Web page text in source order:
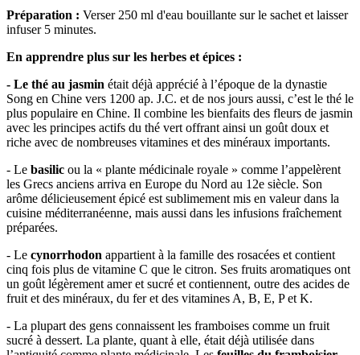
Préparation : Verser 250 ml d'eau bouillante sur le sachet et laisser
infuser 5 minutes.
En apprendre plus sur les herbes et épices :
- Le thé au jasmin était déjà apprécié à l’époque de la dynastie
Song en Chine vers 1200 ap. J.C. et de nos jours aussi, c’est le thé le
plus populaire en Chine. Il combine les bienfaits des fleurs de jasmin
avec les principes actifs du thé vert offrant ainsi un goût doux et
riche avec de nombreuses vitamines et des minéraux importants.
- Le basilic ou la « plante médicinale royale » comme l’appelèrent
les Grecs anciens arriva en Europe du Nord au 12e siècle. Son
arôme délicieusement épicé est sublimement mis en valeur dans la
cuisine méditerranéenne, mais aussi dans les infusions fraîchement
préparées.
- Le cynorrhodon appartient à la famille des rosacées et contient
cinq fois plus de vitamine C que le citron. Ses fruits aromatiques ont
un goût légèrement amer et sucré et contiennent, outre des acides de
fruit et des minéraux, du fer et des vitamines A, B, E, P et K.
- La plupart des gens connaissent les framboises comme un fruit
sucré à dessert. La plante, quant à elle, était déjà utilisée dans